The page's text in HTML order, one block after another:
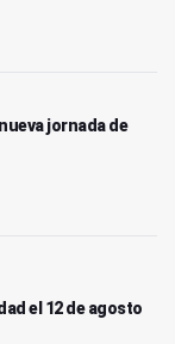
jornada de
el 12 de agosto